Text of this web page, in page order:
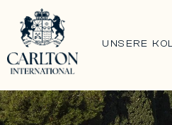
UNSERE